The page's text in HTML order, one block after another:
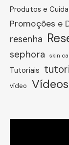
Produtos e
Promoções e
resenha
sephora skin
Tutoriais
vídeo Vídeos